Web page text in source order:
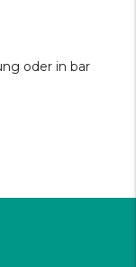
oder in bar